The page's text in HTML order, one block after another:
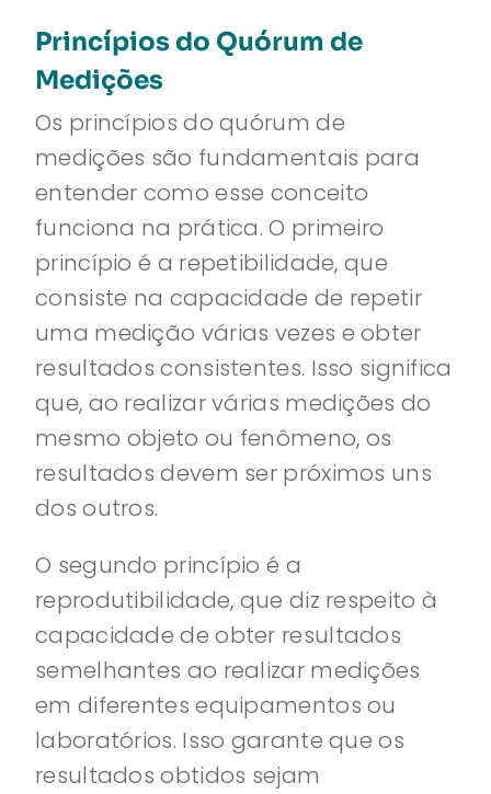
Princípios do Quórum de
Medições
Os princípios do quórum de
medições são fundamentais para
entender como esse conceito
funciona na prática. O primeiro
princípio é a repetibilidade, que
consiste na capacidade de repetir
uma medição várias vezes e obter
resultados consistentes. Isso significa
que, ao realizar várias medições do
mesmo objeto ou fenômeno, os
resultados devem ser próximos uns
dos outros.
O segundo princípio é a
reprodutibilidade, que diz respeito à
capacidade de obter resultados
semelhantes ao realizar medições
em diferentes equipamentos ou
laboratórios. Isso garante que os
resultados obtidos sejam